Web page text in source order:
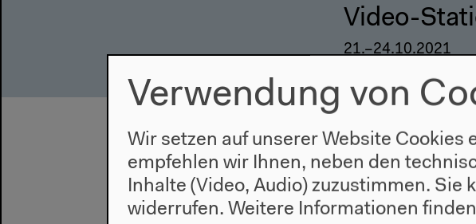
Video-
21.–24.10.2021
Verwendung von
Wir setzen auf unserer Website
empfehlen wir Ihnen, neben den
Inhalte (Video, Audio) zuzustimmen.
widerrufen. Weitere Informationen